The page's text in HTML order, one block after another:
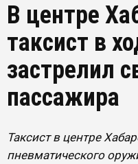
В центре
таксист в
застрелил
пассажира
Таксист в центре
пневматического